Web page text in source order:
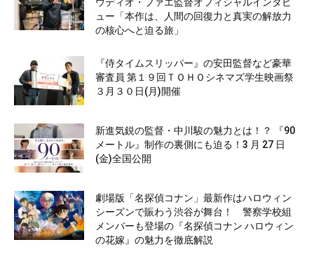
ウディオ・ファエ監督オフィシャルインタビ
ュー「本作は、人間の回復力と真実の解放力
の核心へと迫る旅」
『侍タイムスリッパー』の安田監督など豪華
審査員 第１９回ＴＯＨＯシネマズ学生映画祭
３月３０日(月)開催
新進気鋭の監督・中川駿の魅力とは！？ 『90
メートル』制作の裏側にも迫る！3 月 27 日
(金)全国公開
劇場版「名探偵コナン」最新作はハロウィン
シーズンで賑わう渋谷が舞台！ 警察学校組
メンバーも登場の『名探偵コナン ハロウィン
の花嫁』の魅力を徹底解説